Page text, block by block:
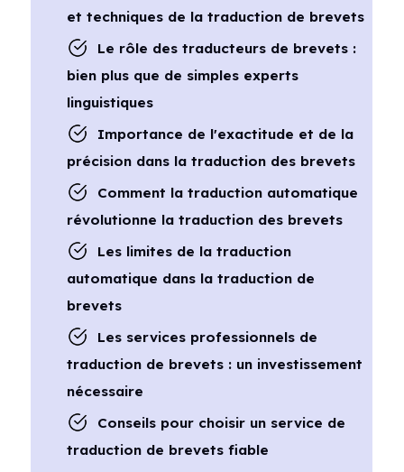
et techniques de la traduction de brevets
Le rôle des traducteurs de brevets :
bien plus que de simples experts
linguistiques
Importance de l'exactitude et de la
précision dans la traduction des brevets
Comment la traduction automatique
révolutionne la traduction des brevets
Les limites de la traduction
automatique dans la traduction de
brevets
Les services professionnels de
traduction de brevets : un investissement
nécessaire
Conseils pour choisir un service de
traduction de brevets fiable